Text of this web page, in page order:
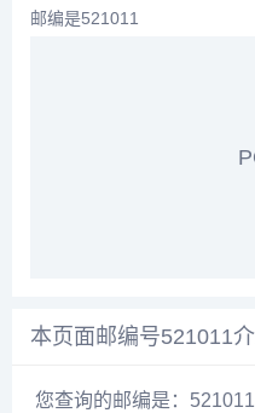
邮编是521011
本页面邮编号521011
您查询的邮编是：